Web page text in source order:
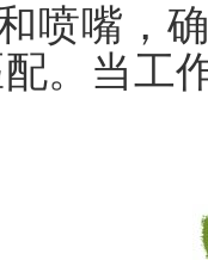
喷嘴，
。当工